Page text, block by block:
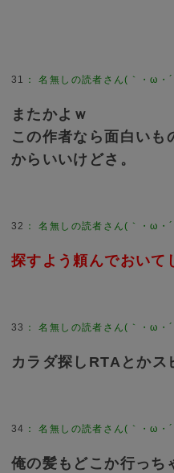
31 ：名無しの読者さん(｀・ω・
またかよｗ
この作者なら面白いも
からいいけどさ。
32 ：名無しの読者さん(｀・ω・
探すよう頼んでおいて
33 ：名無しの読者さん(｀・ω・
カラダ探しRTAとかス
34 ：名無しの読者さん(｀・ω・
俺の髪もどこか行っ